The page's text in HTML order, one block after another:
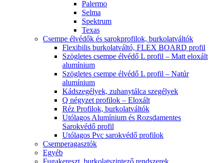
Palermo
Selma
Spektrum
Texas
Csempe élvédők és sarokprofilok, burkolatváltók
Flexibilis burkolatváltó, FLEX BOARD profil
Szögletes csempe élvédő L profil – Matt eloxált
alumínium
Szögletes csempe élvédő L profil – Natúr
alumínium
Kádszegélyek, zuhanytálca szegélyek
Q négyzet profilok – Eloxált
Réz Profilok, burkolatváltók
Utólagos Alumínium és Rozsdamentes
Sarokvédő profil
Utólagos Pvc sarokvédő profilok
Csemperagasztók
Egyéb
Fugakereszt, burkolatszintező rendszerek